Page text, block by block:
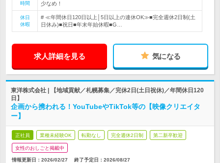
時間
少なめ！
休日
休暇
# ≪年間休日120日以上│5日以上の連休OK≫■完全週休2日制(土
日休み)■祝日■年末年始休暇■G…
求人詳細を見る 気になる
東洋株式会社 | 【地域貢献／札幌募集／完休2日(土日祝休)／年間休日120
日】
企画から携われる！YouTubeやTikTok等の【映像クリエイタ
ー】
正社員 業種未経験OK 転勤なし 完全週休2日制 第二新卒歓迎
女性のおしごと掲載中
情報更新日：2026/02/27 終了予定日： 2026/08/27